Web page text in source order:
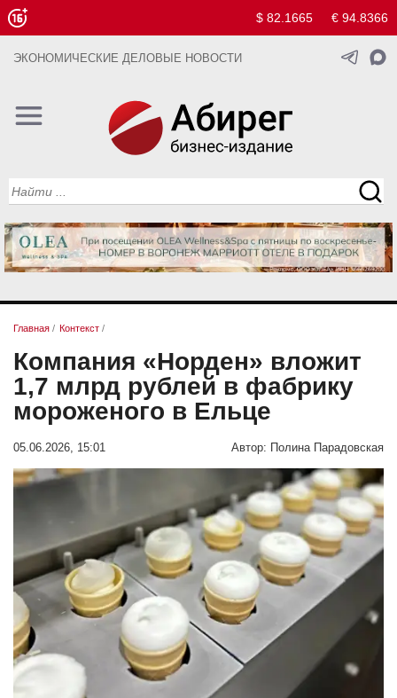
$ 82.1665 € 94.8366
ЭКОНОМИЧЕСКИЕ ДЕЛОВЫЕ НОВОСТИ
Главная / Контекст /
Компания «Норден» вложит
1,7 млрд рублей в фабрику
мороженого в Ельце
05.06.2026, 15:01 Автор: Полина Парадовская